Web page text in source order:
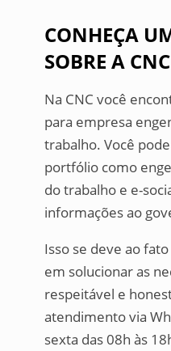
CONHEÇA
SOBRE A CNC
Na CNC você
para empresa
trabalho. Você
portfólio como
do trabalho e e-
informações ao
Isso se deve ao
em solucionar as
respeitável e
atendimento via
sexta das 08h às